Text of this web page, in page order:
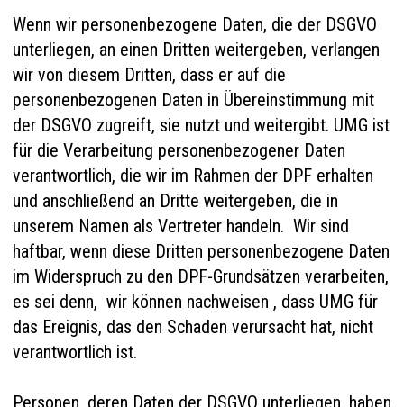
Wenn wir personenbezogene Daten, die der DSGVO
unterliegen, an einen Dritten weitergeben, verlangen
wir von diesem Dritten, dass er auf die
personenbezogenen Daten in Übereinstimmung mit
der DSGVO zugreift, sie nutzt und weitergibt. UMG ist
für die Verarbeitung personenbezogener Daten
verantwortlich, die wir im Rahmen der DPF erhalten
und anschließend an Dritte weitergeben, die in
unserem Namen als Vertreter handeln. Wir sind
haftbar, wenn diese Dritten personenbezogene Daten
im Widerspruch zu den DPF-Grundsätzen verarbeiten,
es sei denn, wir können nachweisen , dass UMG für
das Ereignis, das den Schaden verursacht hat, nicht
verantwortlich ist.
Personen, deren Daten der DSGVO unterliegen, haben